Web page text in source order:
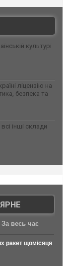
культурі
ліцензію на
безпека та
інші склади
За весь час
ракет щомісяця